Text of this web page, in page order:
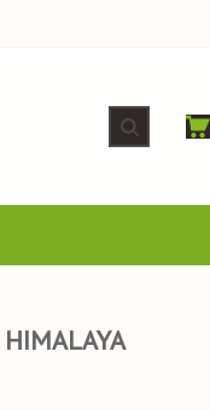
HIMALAYA